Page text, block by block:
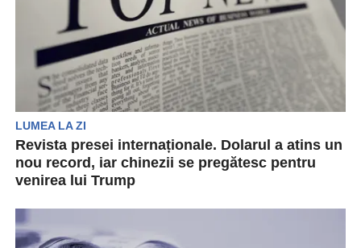
LUMEA LA ZI
Revista presei internaționale. Dolarul a atins un
nou record, iar chinezii se pregătesc pentru
venirea lui Trump
importante evenimente din lume care au avut
loc pe parcursul...